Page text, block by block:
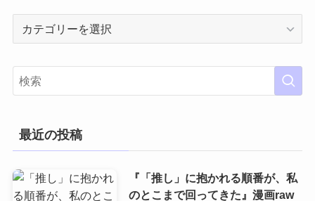
リ
ー
最近の投稿
『「推し」に抱かれる順番が、私
のとこまで回ってきた』漫画raw